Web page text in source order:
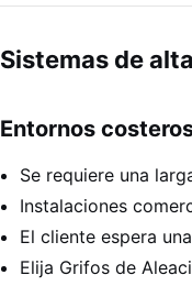
Sistemas de
Entornos
Se requiere una
Instalaciones
El cliente espera
Elija Grifos de